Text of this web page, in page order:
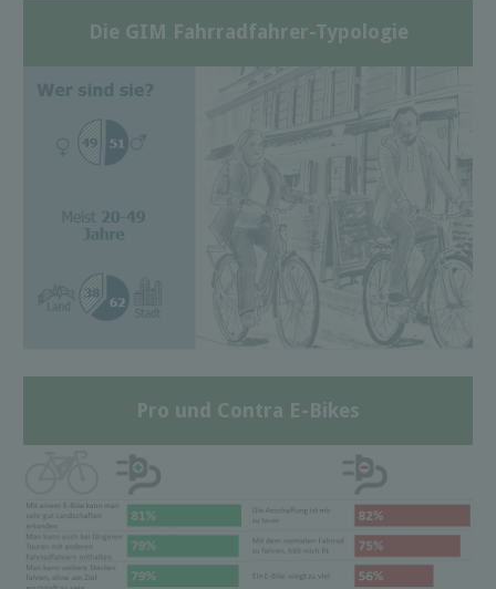
Die GIM Fahrradfahrer-Typologie
Pro und Contra E-Bikes